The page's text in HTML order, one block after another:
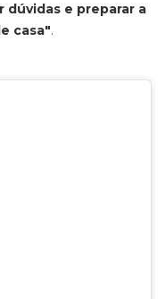
dúvidas e preparar a
casa".